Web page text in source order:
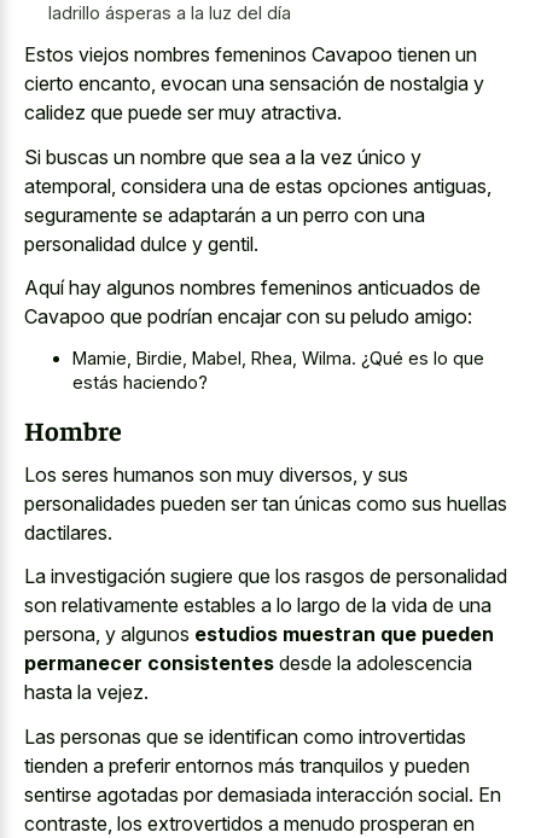
ladrillo ásperas a la luz del día
Estos viejos nombres femeninos Cavapoo tienen un
cierto encanto, evocan una sensación de nostalgia y
calidez que puede ser muy atractiva.
Si buscas un nombre que sea a la vez único y
atemporal, considera una de estas opciones antiguas,
seguramente se adaptarán a un perro con una
personalidad dulce y gentil.
Aquí hay algunos nombres femeninos anticuados de
Cavapoo que podrían encajar con su peludo amigo:
Mamie, Birdie, Mabel, Rhea, Wilma. ¿Qué es lo que
estás haciendo?
Hombre
Los seres humanos son muy diversos, y sus
personalidades pueden ser tan únicas como sus huellas
dactilares.
La investigación sugiere que los rasgos de personalidad
son relativamente estables a lo largo de la vida de una
persona, y algunos estudios muestran que pueden
permanecer consistentes desde la adolescencia
hasta la vejez.
Las personas que se identifican como introvertidas
tienden a preferir entornos más tranquilos y pueden
sentirse agotadas por demasiada interacción social. En
contraste, los extrovertidos a menudo prosperan en